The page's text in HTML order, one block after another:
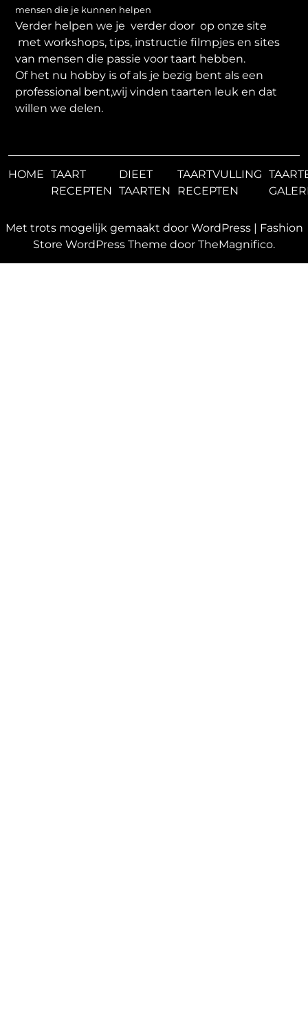
mensen die je kunnen helpen
Verder helpen we je verder door op onze site
met workshops, tips, instructie filmpjes en sites
van mensen die passie voor taart hebben.
Of het nu hobby is of als je bezig bent als een
professional bent,wij vinden taarten leuk en dat
willen we delen.
HOME TAART
RECEPTEN
DIEET
TAARTEN
TAARTVULLING
RECEPTEN
Met trots mogelijk gemaakt door WordPress | Fashion
Store WordPress Theme door TheMagnifico.